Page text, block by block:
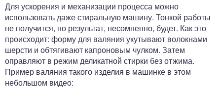
Для ускорения и механизации процесса можно
использовать даже стиральную машину. Тонкой работы
не получится, но результат, несомненно, будет. Как это
происходит: форму для валяния укутывают волокнами
шерсти и обтягивают капроновым чулком. Затем
оправляют в режим деликатной стирки без отжима.
Пример валяния такого изделия в машинке в этом
небольшом видео: